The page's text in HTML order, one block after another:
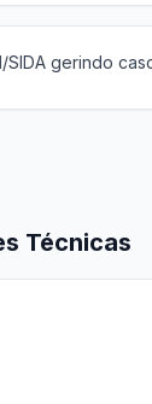
SIDA gerindo
Técnicas